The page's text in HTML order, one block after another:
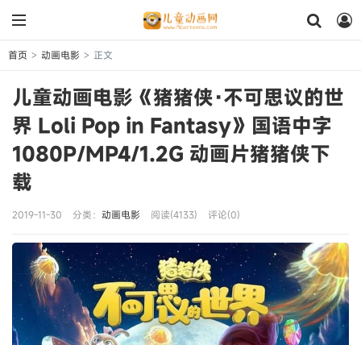
首页 > 动画电影 > 正文
儿童动画电影《猪猪侠·不可思议的世
界 Loli Pop in Fantasy》国语中字
1080P/MP4/1.2G 动画片猪猪侠下
载
2019-11-30 分类： 动画电影 阅读(4133) 评论(0)